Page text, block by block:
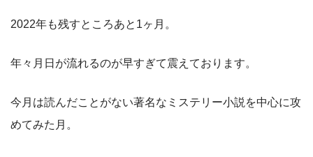
2022年も残すところあと1ヶ月。
年々月日が流れるのが早すぎて震えております。
今月は読んだことがない著名なミステリー小説を中心に攻
めてみた月。